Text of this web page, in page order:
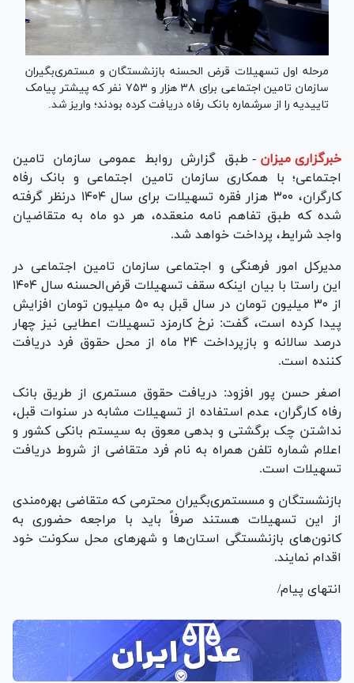
مرحله اول تسهیلات قرض الحسنه بازنشستگان و مستمری‌بگیران
سازمان تامین اجتماعی برای ۳۸ هزار و ۷۵۳ نفر که پیشتر پیامک
تاییدیه را از سرشماره بانک رفاه دریافت کرده بودند؛ واریز شد.
خبرگزاری میزان - طبق گزارش روابط عمومی سازمان تامین
اجتماعی؛ با همکاری سازمان تامین اجتماعی و بانک رفاه
کارگران، ۳۰۰ هزار فقره تسهیلات برای سال ۱۴۰۴ درنظر گرفته
شده که طبق تفاهم نامه منعقده، هر دو ماه به متقاضیان
واجد شرایط، پرداخت خواهد شد.
مدیرکل امور فرهنگی و اجتماعی سازمان تامین اجتماعی در
این راستا با بیان اینکه سقف تسهیلات قرض‌الحسنه سال ۱۴۰۴
از ۳۰ میلیون تومان در سال قبل به ۵۰ میلیون تومان افزایش
پیدا کرده است، گفت: نرخ کارمزد تسهیلات اعطایی نیز چهار
درصد سالانه و بازپرداخت ۲۴ ماه از محل حقوق فرد دریافت
کننده است.
اصغر حسن پور افزود: دریافت حقوق مستمری از طریق بانک
رفاه کارگران، عدم استفاده از تسهیلات مشابه در سنوات قبل،
نداشتن چک برگشتی و بدهی معوق به سیستم بانکی کشور و
اعلام شماره تلفن همراه به نام فرد متقاضی از شروط دریافت
تسهیلات است.
بازنشستگان و مسستمری‌بگیران محترمی که متقاضی بهره‌مندی
از این تسهیلات هستند صرفاً باید با مراجعه حضوری به
کانون‌های بازنشستگی استان‌‎ها و شهر‌های محل سکونت خود
اقدام نمایند.
انتهای پیام/